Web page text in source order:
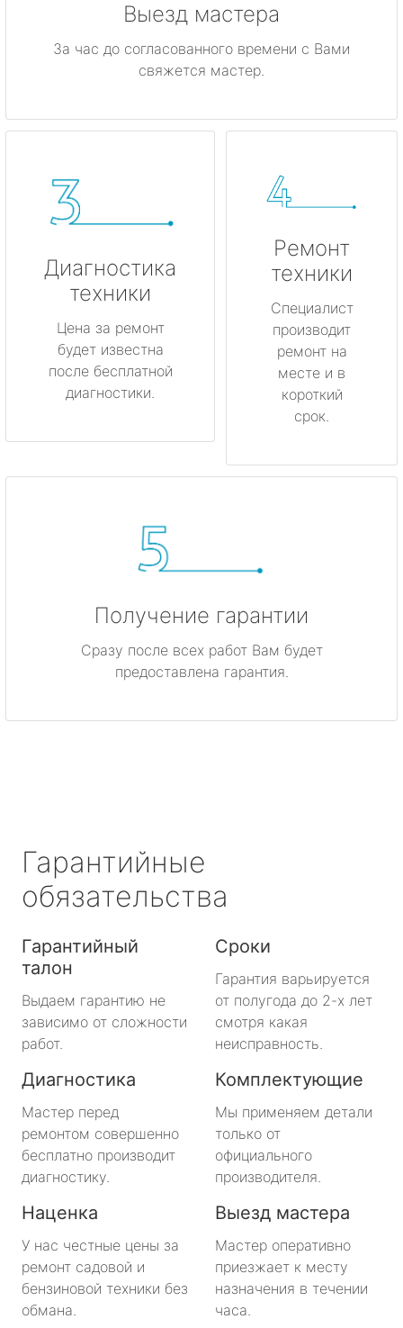
Выезд мастера
За час до согласованного времени с Вами
свяжется мастер.
Диагностика
техники
Цена за ремонт
будет известна
после бесплатной
диагностики.
Ремонт
техники
Специалист
производит
ремонт на
месте и в
короткий
срок.
Получение гарантии
Сразу после всех работ Вам будет
предоставлена гарантия.
Гарантийные
обязательства
Гарантийный
талон
Выдаем гарантию не
зависимо от сложности
работ.
Сроки
Гарантия варьируется
от полугода до 2-х лет
смотря какая
неисправность.
Диагностика
Мастер перед
ремонтом совершенно
бесплатно производит
диагностику.
Комплектующие
Мы применяем детали
только от
официального
производителя.
Наценка
У нас честные цены за
ремонт садовой и
бензиновой техники без
обмана.
Выезд мастера
Мастер оперативно
приезжает к месту
назначения в течении
часа.